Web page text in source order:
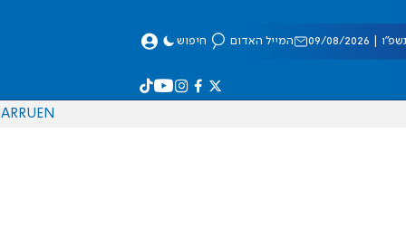
08/2026 המייל האדום חיפוש
EN
RU
AR